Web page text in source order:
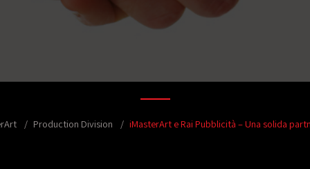
Production Division iMasterArt e Rai Pubblicità – Una solida